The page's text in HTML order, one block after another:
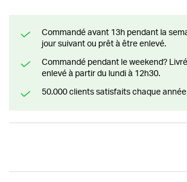
Commandé avant 13h pendant la semaine? Livré le
jour suivant ou prêt à être enlevé.
Commandé pendant le weekend? Livré ou prêt à être
enlevé à partir du lundi à 12h30.
50.000 clients satisfaits chaque année